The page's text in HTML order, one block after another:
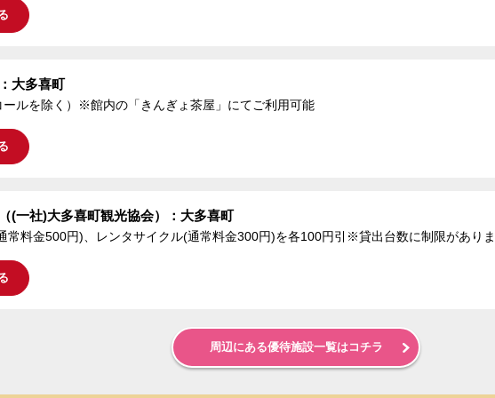
大多喜町
ールを除く）※館内の「きんぎょ茶屋」にてご利用可能
(一社)大多喜町観光協会）：大多喜町
常料金500円)、レンタサイクル(通常料金300円)を各100円引※貸出台数に制限があり
周辺にある優待施設一覧はコチラ